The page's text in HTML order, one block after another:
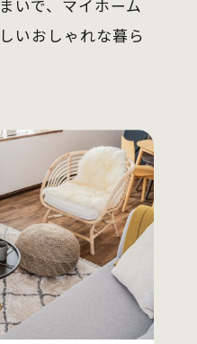
いで、マイホーム
いおしゃれな暮ら